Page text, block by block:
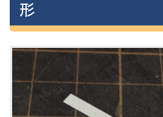
形